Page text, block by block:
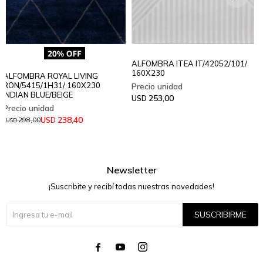
ALFOMBRA ROYAL LIVING
RON/5415/1H31/ 160X230
INDIAN BLUE/BEIGE
USD 238,40
USD298,00
ALFOMBRA ITEA IT/42052/101/
160X230
USD 253,00
Newsletter
¡Suscribite y recibí todas nuestras novedades!
SUSCRIBIRME
  